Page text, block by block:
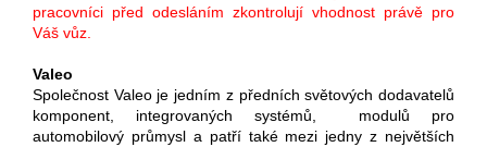
pracovníci před odesláním zkontrolují vhodnost právě pro
Váš vůz.
Valeo
Společnost Valeo je jedním z předních světových dodavatelů
komponent, integrovaných systémů, modulů pro
automobilový průmysl a patří také mezi jedny z největších